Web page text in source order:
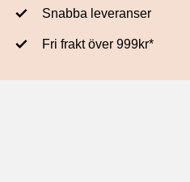
Snabba leveranser
Fri frakt över 999kr*